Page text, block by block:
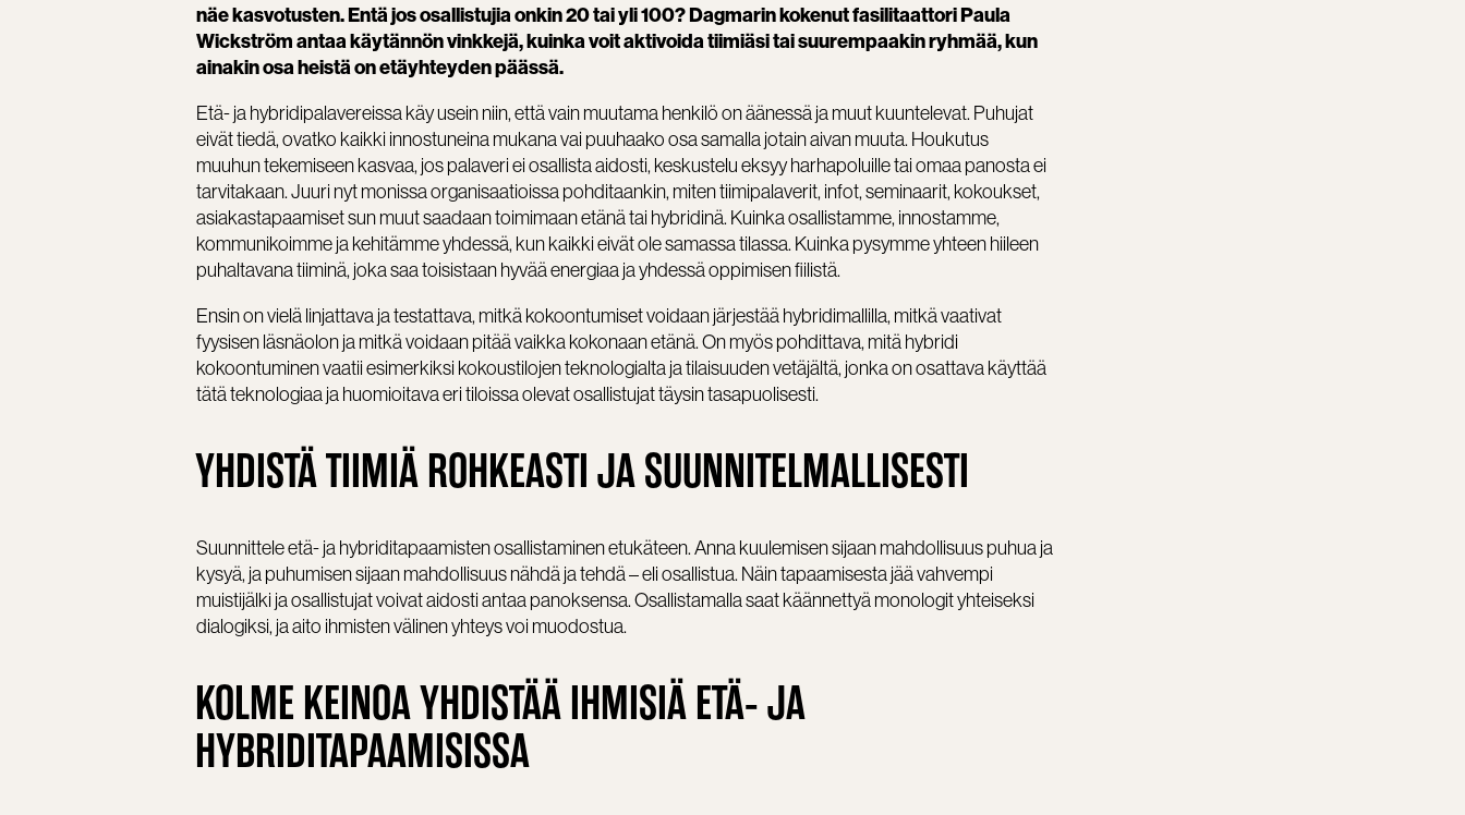
näe kasvotusten. Entä jos osallistujia onkin 20 tai yli 100? Dagmarin kokenut fasilitaattori Paula
Wickström antaa käytännön vinkkejä, kuinka voit aktivoida tiimiäsi tai suurempaakin ryhmää, kun
ainakin osa heistä on etäyhteyden päässä.
Etä- ja hybridipalavereissa käy usein niin, että vain muutama henkilö on äänessä ja muut kuuntelevat. Puhujat
eivät tiedä, ovatko kaikki innostuneina mukana vai puuhaako osa samalla jotain aivan muuta. Houkutus
muuhun tekemiseen kasvaa, jos palaveri ei osallista aidosti, keskustelu eksyy harhapoluille tai omaa panosta ei
tarvitakaan. Juuri nyt monissa organisaatioissa pohditaankin, miten tiimipalaverit, infot, seminaarit, kokoukset,
asiakastapaamiset sun muut saadaan toimimaan etänä tai hybridinä. Kuinka osallistamme, innostamme,
kommunikoimme ja kehitämme yhdessä, kun kaikki eivät ole samassa tilassa. Kuinka pysymme yhteen hiileen
puhaltavana tiiminä, joka saa toisistaan hyvää energiaa ja yhdessä oppimisen fiilistä.
Ensin on vielä linjattava ja testattava, mitkä kokoontumiset voidaan järjestää hybridimallilla, mitkä vaativat
fyysisen läsnäolon ja mitkä voidaan pitää vaikka kokonaan etänä. On myös pohdittava, mitä hybridi
kokoontuminen vaatii esimerkiksi kokoustilojen teknologialta ja tilaisuuden vetäjältä, jonka on osattava käyttää
tätä teknologiaa ja huomioitava eri tiloissa olevat osallistujat täysin tasapuolisesti.
YHDISTÄ TIIMIÄ ROHKEASTI JA SUUNNITELMALLISESTI
Suunnittele etä- ja hybriditapaamisten osallistaminen etukäteen. Anna kuulemisen sijaan mahdollisuus puhua ja
kysyä, ja puhumisen sijaan mahdollisuus nähdä ja tehdä – eli osallistua. Näin tapaamisesta jää vahvempi
muistijälki ja osallistujat voivat aidosti antaa panoksensa. Osallistamalla saat käännettyä monologit yhteiseksi
dialogiksi, ja aito ihmisten välinen yhteys voi muodostua.
KOLME KEINOA YHDISTÄÄ IHMISIÄ ETÄ- JA
HYBRIDITAPAAMISISSA